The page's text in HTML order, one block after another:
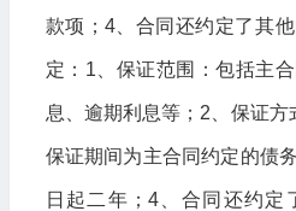
款项；4、合同还约定了其
定：1、保证范围：包括主
息、逾期利息等；2、保证方
保证期间为主合同约定的债
日起二年；4、合同还约定